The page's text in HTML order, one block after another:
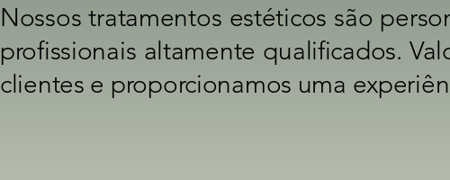
Nossos tratamentos estéticos são
profissionais altamente qualificados.
clientes e proporcionamos uma